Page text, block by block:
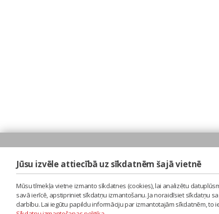
Jūsu izvēle attiecībā uz sīkdatnēm šajā vietnē
Mūsu tīmekļa vietne izmanto sīkdatnes (cookies), lai analizētu
savā ierīcē, apstipriniet sīkdatņu izmantošanu. Ja noraidīsiet sīkdatņu
darbību. Lai iegūtu papildu informāciju par izmantotajām sīkdatnēm,